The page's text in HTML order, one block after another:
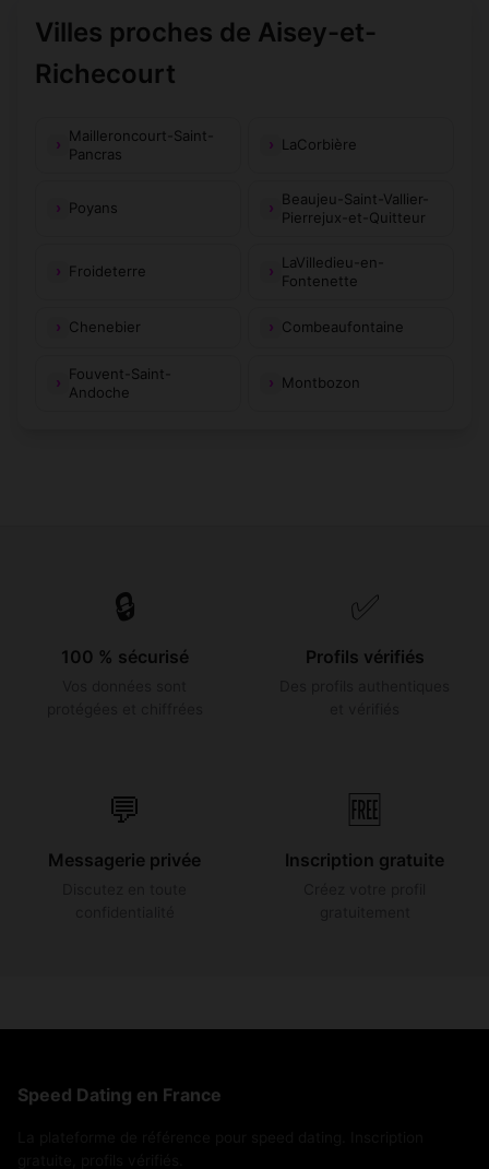
Villes proches de Aisey-et-
Richecourt
Mailleroncourt-Saint-
Pancras
LaCorbière
Poyans
Beaujeu-Saint-Vallier-
Pierrejux-et-Quitteur
Froideterre
LaVilledieu-en-
Fontenette
Chenebier Combeaufontaine
Fouvent-Saint-
Andoche
Montbozon
🔒
100 % sécurisé
✅
Profils vérifiés
💬
Messagerie privée
🆓
Inscription gratuite
Speed Dating en France